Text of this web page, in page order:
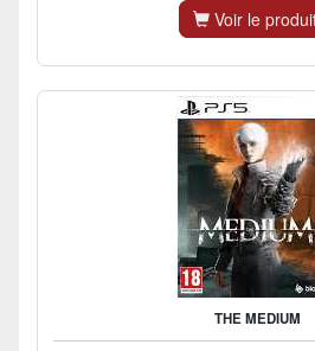
Voir le
THE MEDIUM